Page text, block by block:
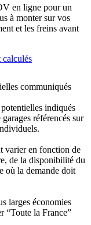
en ligne pour un
à monter sur vos
et les freins avant
calculés
communiqués
indiqués
référencés sur
varier en fonction de
de la disponibilité du
où la demande doit
larges économies
“Toute la France”